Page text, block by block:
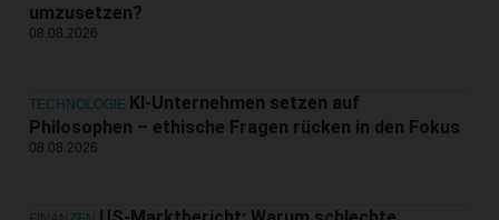
umzusetzen?
08.08.2026
TECHNOLOGIE KI-Unternehmen setzen auf
Philosophen – ethische Fragen rücken in den Fokus
08.08.2026